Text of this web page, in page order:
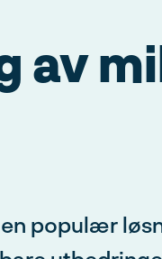
av
populær
i